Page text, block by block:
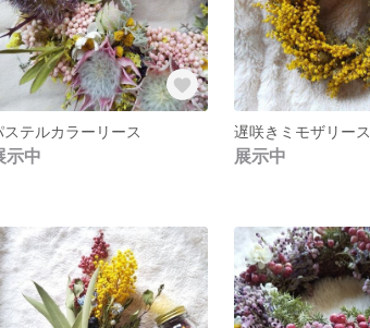
ステルカラーリース
示中
遅咲きミモザリース
展示中